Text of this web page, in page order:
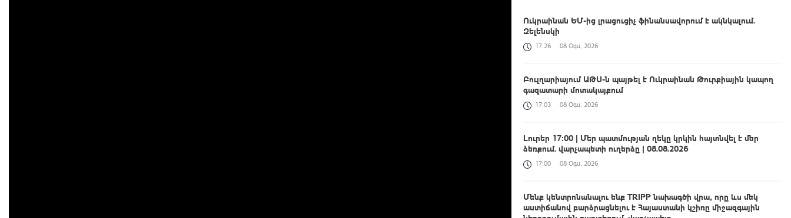
Ուկրաինան ԵՄ-ից լրացուցիչ ֆինանսավորում է ակնկալում.
Զելենսկի
17:26 08 Օգս, 2026
Բուլղարիայում ԱԹՍ-ն պայթել է Ուկրաինան Թուրքիային կապող
գազատարի մոտակայքում
17:03 08 Օգս, 2026
Լուրեր 17:00 | Մեր պատմության ղեկը կրկին հայտնվել է մեր
ձեռքում. վարչապետի ուղերձը | 08.08.2026
17:00 08 Օգս, 2026
Մենք կենտրոնանալու ենք TRIPP նախագծի վրա, որը ևս մեկ
աստիճանով բարձրացնելու է Հայաստանի կշիռը միջազգային